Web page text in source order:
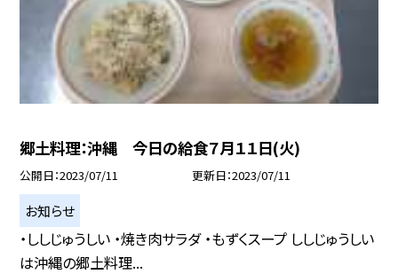
郷土料理：沖縄 今日の給食７月１１日(火)
公開日 2023/07/11 更新日 2023/07/11
お知らせ
・ししじゅうしい ・焼き肉サラダ ・もずくスープ ししじゅうしい
は沖縄の郷土料理...